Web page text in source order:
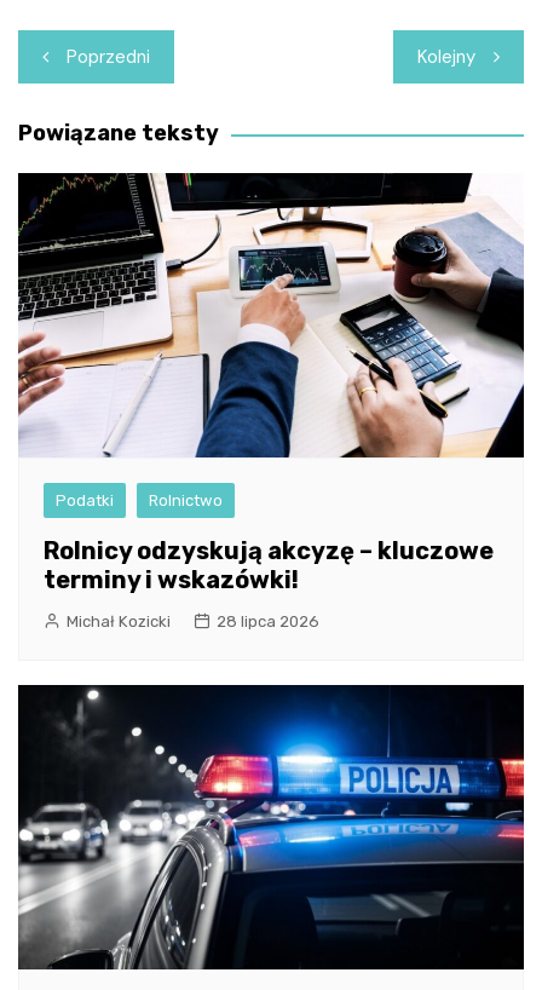
Nawigacja
wpisu
Poprzedni Kolejny
Powiązane teksty
Podatki Rolnictwo
Rolnicy odzyskują akcyzę – kluczowe
terminy i wskazówki!
Michał Kozicki 28 lipca 2026